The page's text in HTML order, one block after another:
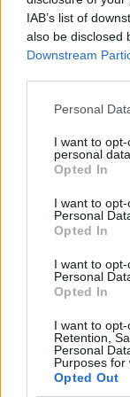
IAB’s list of
also be disclosed
Downstream
Personal
I want to
personal data.
Opted In
I want to
Personal
Opted In
I want to
Personal
Opted In
I want to opt-
Retention,
Personal
Purposes for
Opted Out
Εικαστικά
Οι δίδυμες
Παπά σε
17.02.26